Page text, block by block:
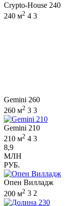
Crypto-House 240
240 м2 4 3
Gemini 260
260 м2 3 3
Gemini 210
210 м2 4 3
8,9
МЛН
РУБ.
Опен Вилладж
200 м2 3 2